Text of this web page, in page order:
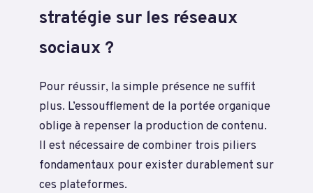
stratégie sur les réseaux
sociaux ?
Pour réussir, la simple présence ne suffit
plus. L’essoufflement de la portée organique
oblige à repenser la production de contenu.
Il est nécessaire de combiner trois piliers
fondamentaux pour exister durablement sur
ces plateformes.